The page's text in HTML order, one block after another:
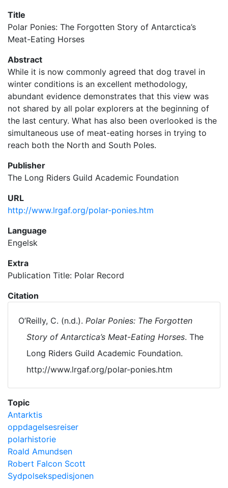
Title
Polar Ponies: The Forgotten Story of Antarctica’s
Meat-Eating Horses
Abstract
While it is now commonly agreed that dog travel in
winter conditions is an excellent methodology,
abundant evidence demonstrates that this view was
not shared by all polar explorers at the beginning of
the last century. What has also been overlooked is the
simultaneous use of meat-eating horses in trying to
reach both the North and South Poles.
Publisher
The Long Riders Guild Academic Foundation
URL
http://www.lrgaf.org/polar-ponies.htm
Language
Engelsk
Extra
Publication Title: Polar Record
Citation
O’Reilly, C. (n.d.). Polar Ponies: The Forgotten
Story of Antarctica’s Meat-Eating Horses. The
Long Riders Guild Academic Foundation.
http://www.lrgaf.org/polar-ponies.htm
Topic
Antarktis
oppdagelsesreiser
polarhistorie
Roald Amundsen
Robert Falcon Scott
Sydpolsekspedisjonen